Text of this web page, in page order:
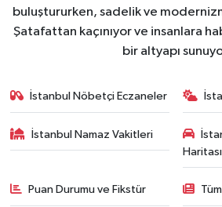
buluştururken, sadelik ve
Şatafattan kaçınıyor ve insanlara
bir altyapı
İstanbul Nöbetçi Eczaneler
İstanbul Namaz Vakitleri
Haritası
Puan Durumu ve Fikstür